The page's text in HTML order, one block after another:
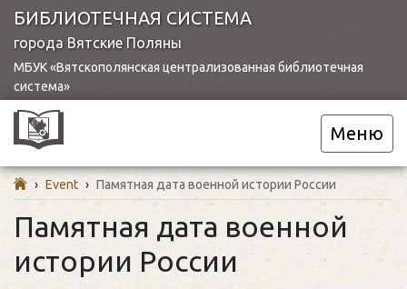
БИБЛИОТЕЧНАЯ СИСТЕМА
города Вятские Поляны
МБУК «Вятскополянская централизованная библиотечная
система»
Меню
› Event › Памятная дата военной истории России
Памятная дата военной
истории России